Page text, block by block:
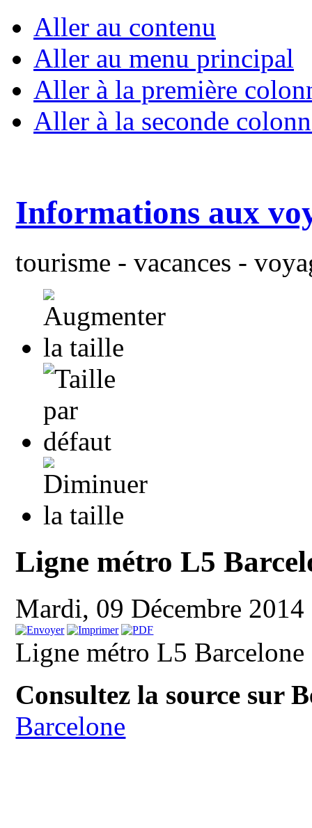
Aller au contenu
Aller au menu principal
Aller à la première
Aller à la seconde
Informations aux
tourisme - vacances -
Ligne métro L5
Mardi, 09 Décembre
Ligne métro L5 Barcelone
Consultez la source sur
Barcelone